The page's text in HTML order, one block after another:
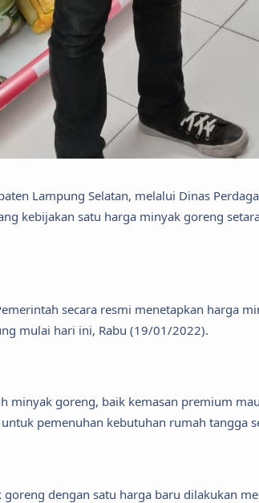
Lampung Selatan, melalui Dinas
kebijakan satu harga minyak goreng
secara resmi menetapkan harga
mulai hari ini, Rabu (19/01/2022).
minyak goreng, baik kemasan premium
pemenuhan kebutuhan rumah tangga
goreng dengan satu harga baru dilakukan